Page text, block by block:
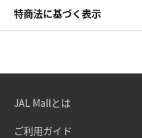
特商法に基づく表示
JAL Mallとは
ご利用ガイド